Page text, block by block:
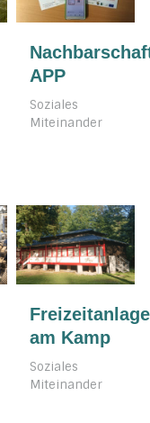
APP
Soziales
Miteinander
Freizeitanlage
am Kamp
Soziales
Miteinander